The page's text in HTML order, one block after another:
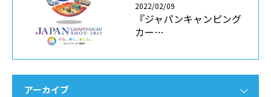
2022/02/09
『ジャパンキャンピング
カー…
アーカイブ